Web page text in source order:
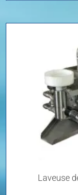
Laveuse